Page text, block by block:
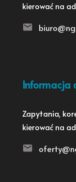
kierować na
Informacja
Zapytania,
kierować na